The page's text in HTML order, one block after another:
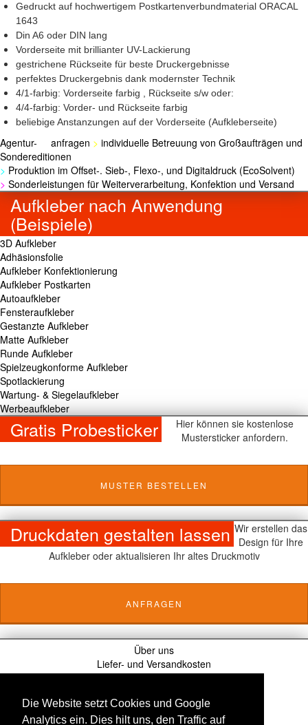
Die Website setzt Cookies und Google
Analytics ein. Dies hilt uns, den Traffic auf
Gedruckt auf hochwertigem Postkartenverbundmaterial ORACAL
1643
Din A6 oder DIN lang
Vorderseite mit brillianter UV-Lackierung
gestrichene Rückseite für beste Druckergebnisse
perfektes Druckergebnis dank modernster Technik
4/1-farbig: Vorderseite farbig , Rückseite s/w oder:
4/4-farbig: Vorder- und Rückseite farbig
beliebige Anstanzungen auf der Vorderseite (Aufkleberseite)
Agentur- anfragen > individuelle Betreuung von Großaufträgen und
Sondereditionen
> Produktion im Offset-. Sieb-, Flexo-, und Digitaldruck (EcoSolvent)
> Sonderleistungen für Weiterverarbeitung, Konfektion und Versand
Aufkleber nach Anwendung
(Beispiele)
3D Aufkleber
Adhäsionsfolie
Aufkleber Konfektionierung
Aufkleber Postkarten
Autoaufkleber
Fensteraufkleber
Gestanzte Aufkleber
Matte Aufkleber
Runde Aufkleber
Spielzeugkonforme Aufkleber
Spotlackierung
Wartung- & Siegelaufkleber
Werbeaufkleber
Gratis Probesticker
Hier können sie kostenlose
Mustersticker anfordern.
MUSTER BESTELLEN
Druckdaten gestalten lassen Wir erstellen das
Design für Ihre
Aufkleber oder aktualisieren Ihr altes Druckmotiv
ANFRAGEN
Über uns
Liefer- und Versandkosten
AGB
Haftungsausschluss
Kontaktieren Sie uns